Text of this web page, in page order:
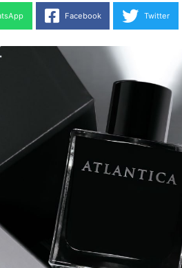
Facebook Twitter